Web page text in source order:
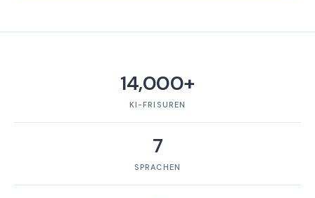
14,000+
KI-FRISUREN
7
SPRACHEN